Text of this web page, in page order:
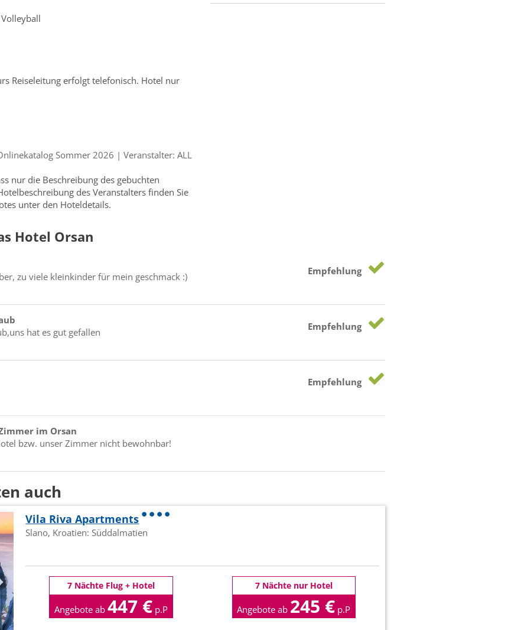
Reiseleitung erfolgt telefonisch. Hotel nur
Sommer 2026 | Veranstalter: ALL
nur die Beschreibung des gebuchten
des Veranstalters finden Sie
unter den Hoteldetails.
Hotel Orsan
zu viele kleinkinder für mein geschmack :)
Empfehlung
hat es gut gefallen
Empfehlung
Empfehlung
im Orsan
bzw. unser Zimmer nicht bewohnbar!
auch
Vila Riva Apartments
Slano, Kroatien: Süddalmatien
7 Nächte Flug + Hotel
Angebote ab 447 € p.P
7 Nächte nur Hotel
Angebote ab 245 € p.P